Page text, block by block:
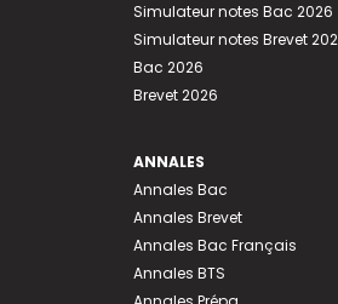
Simulateur notes Bac 2026
Simulateur notes Brevet
Bac 2026
Brevet 2026
ANNALES
Annales Bac
Annales Brevet
Annales Bac Français
Annales BTS